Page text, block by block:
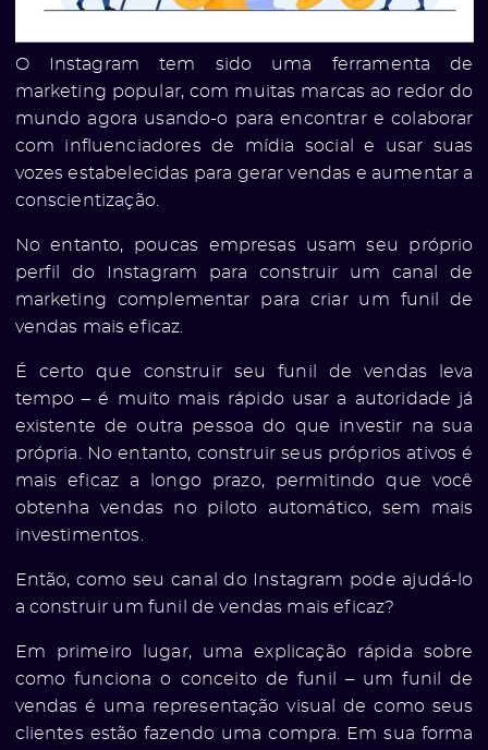
O Instagram tem sido uma ferramenta de
marketing popular, com muitas marcas ao redor do
mundo agora usando-o para encontrar e colaborar
com influenciadores de mídia social e usar suas
vozes estabelecidas para gerar vendas e aumentar a
conscientização.
No entanto, poucas empresas usam seu próprio
perfil do Instagram para construir um canal de
marketing complementar para criar um funil de
vendas mais eficaz.
É certo que construir seu funil de vendas leva
tempo – é muito mais rápido usar a autoridade já
existente de outra pessoa do que investir na sua
própria. No entanto, construir seus próprios ativos é
mais eficaz a longo prazo, permitindo que você
obtenha vendas no piloto automático, sem mais
investimentos.
Então, como seu canal do Instagram pode ajudá-lo
a construir um funil de vendas mais eficaz?
Em primeiro lugar, uma explicação rápida sobre
como funciona o conceito de funil – um funil de
vendas é uma representação visual de como seus
clientes estão fazendo uma compra. Em sua forma